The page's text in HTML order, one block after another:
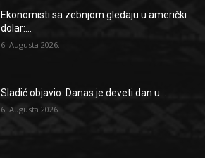
Ekonomisti sa zebnjom gledaju u američki
dolar:...
6. Augusta 2026.
Sladić objavio: Danas je deveti dan u...
6. Augusta 2026.